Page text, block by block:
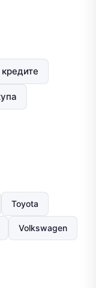
Toyota
Volkswagen